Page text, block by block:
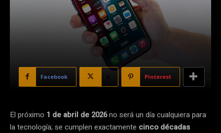
Facebook Pinterest
El próximo 1 de abril de 2026no será un día cualquiera para
la tecnología; se cumplen exactamente cinco décadas